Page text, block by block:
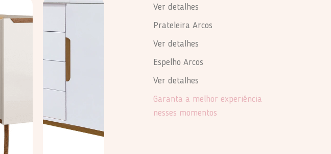
Ver
Ver detalhes
Prateleira Arcos
Ver detalhes
Espelho Arcos
Ver detalhes
Garanta a melhor experiência
nesses momentos